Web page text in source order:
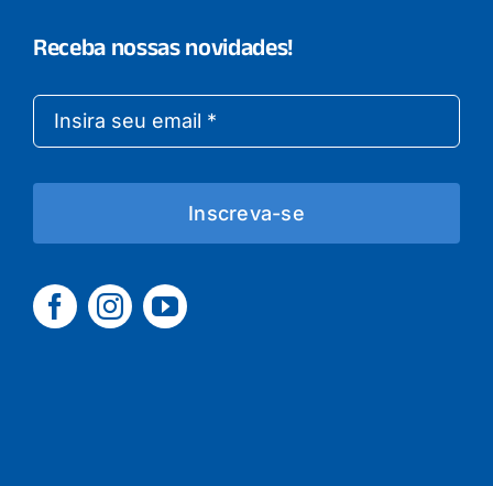
Receba nossas novidades!
Inscreva-se